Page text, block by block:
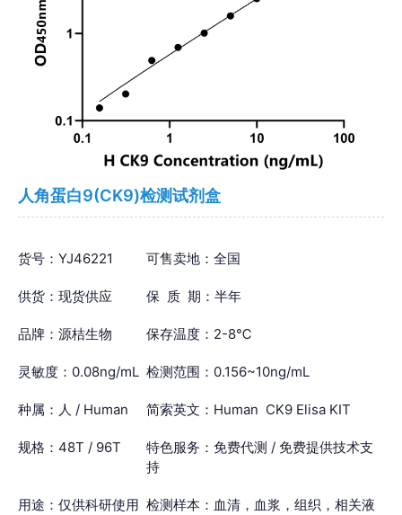
人角蛋白9(CK9)检测试剂盒
货号：YJ46221 可售卖地：全国
供货：现货供应 保 质 期：半年
品牌：源桔生物 保存温度：2-8℃
灵敏度：0.08ng/mL 检测范围：0.156~10ng/mL
种属：人 / Human 简索英文：Human CK9 Elisa KIT
规格：48T / 96T
特色服务：免费代测 / 免费提供技术支
持
用途：仅供科研使用 检测样本：血清，血浆，组织，相关液